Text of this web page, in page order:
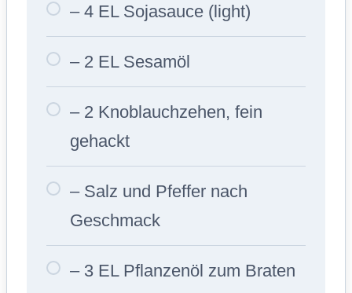
– 4 EL Sojasauce (light)
– 2 EL Sesamöl
– 2 Knoblauchzehen, fein
gehackt
– Salz und Pfeffer nach
Geschmack
– 3 EL Pflanzenöl zum Braten